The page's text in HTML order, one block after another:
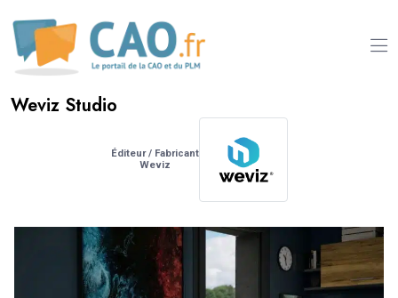
Weviz Studio
Éditeur / Fabricant
Weviz